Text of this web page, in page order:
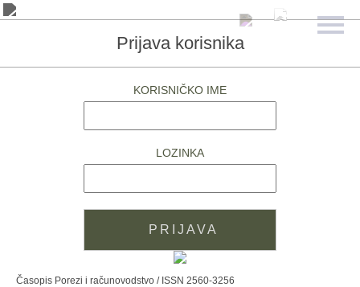
Prijava korisnika
KORISNIČKO IME
LOZINKA
Časopis Porezi i računovodstvo / ISSN 2560-3256